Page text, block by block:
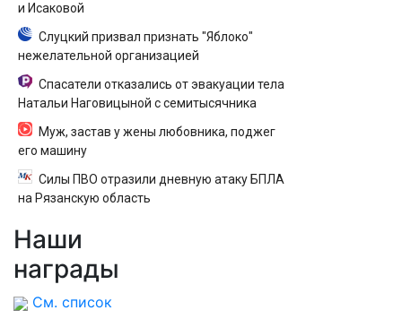
и Исаковой
Слуцкий призвал признать "Яблоко"
нежелательной организацией
Спасатели отказались от эвакуации тела
Натальи Наговицыной с семитысячника
Муж, застав у жены любовника, поджег
его машину
Силы ПВО отразили дневную атаку БПЛА
на Рязанскую область
Наши
награды
См. список